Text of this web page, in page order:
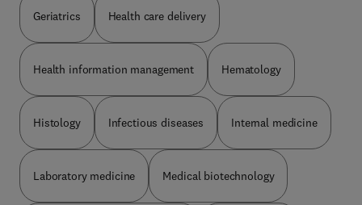
Geriatrics Health care delivery
Health information management Hematology
Histology Infectious diseases Internal medicine
Laboratory medicine Medical biotechnology